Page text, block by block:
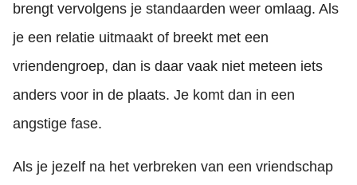
brengt vervolgens je standaarden weer omlaag. Als
je een relatie uitmaakt of breekt met een
vriendengroep, dan is daar vaak niet meteen iets
anders voor in de plaats. Je komt dan in een
angstige fase.
Als je jezelf na het verbreken van een vriendschap